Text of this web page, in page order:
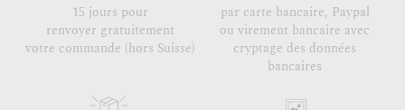
15 jours pour
renvoyer gratuitement
votre commande (hors Suisse)
par carte bancaire, Paypal
ou virement bancaire avec
cryptage des données
bancaires